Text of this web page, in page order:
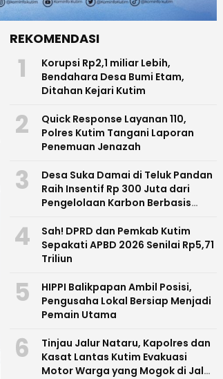
REKOMENDASI
1
Korupsi Rp2,1 miliar Lebih,
Bendahara Desa Bumi Etam,
Ditahan Kejari Kutim
2
Quick Response Layanan 110,
Polres Kutim Tangani Laporan
Penemuan Jenazah
3
Desa Suka Damai di Teluk Pandan
Raih Insentif Rp 300 Juta dari
Pengelolaan Karbon Berbasis
4
Sah! DPRD dan Pemkab Kutim
Sepakati APBD 2026 Senilai Rp5,71
Triliun
5
HIPPI Balikpapan Ambil Posisi,
Pengusaha Lokal Bersiap Menjadi
Pemain Utama
6
Tinjau Jalur Nataru, Kapolres dan
Kasat Lantas Kutim Evakuasi
Motor Warga yang Mogok di Jalan